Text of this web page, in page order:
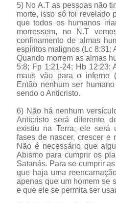
5) No A.T as pessoas não
morte, isso só foi revelado
que todos os humanos
morressem, no N.T
confinamento de almas
espíritos malignos (Lc 8:31;
Quando morrem as almas
5:8; Fp 1:21-24; Hb 12:23;
maus vão para o inferno
Então nenhum ser
sendo o Anticristo.
6) Não há nenhum
Anticristo será diferente
existiu na Terra, ele será
fases de nascer, crescer e
Não é necessário que
Abismo para cumprir os
Satanás. Para se cumprir
que haja uma
apenas que um homem se
e que ele se permita ser